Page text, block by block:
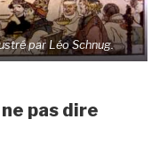
par Léo Schnug.
pas dire